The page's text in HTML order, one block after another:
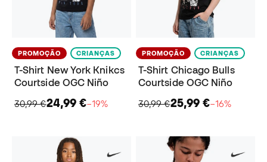
PROMOÇÃO CRIANÇAS
T-Shirt New York Knikcs
Courtside OGC Niño
30,99 €24,99 €−19%
PROMOÇÃO CRIANÇAS
T-Shirt Chicago Bulls
Courtside OGC Niño
30,99 €25,99 €−16%